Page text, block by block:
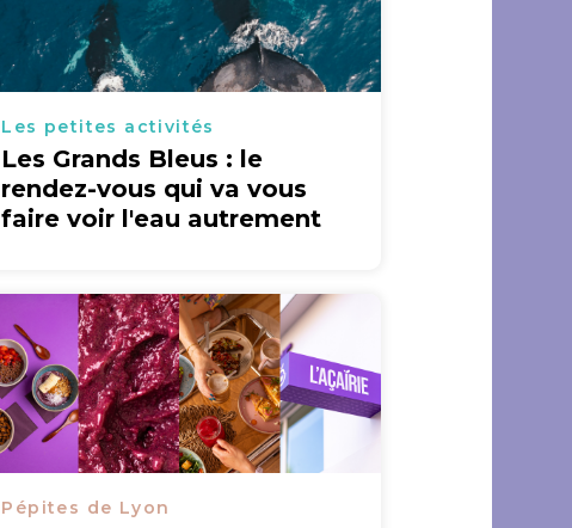
Les petites activités
Les Grands Bleus : le
rendez-vous qui va vous
faire voir l'eau autrement
Pépites de Lyon